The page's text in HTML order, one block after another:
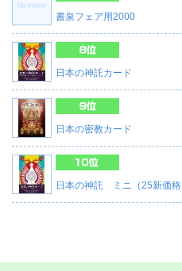
書泉フェア用2000
日本の神託カード
日本の密教カード
日本の神託 ミニ（25新価格